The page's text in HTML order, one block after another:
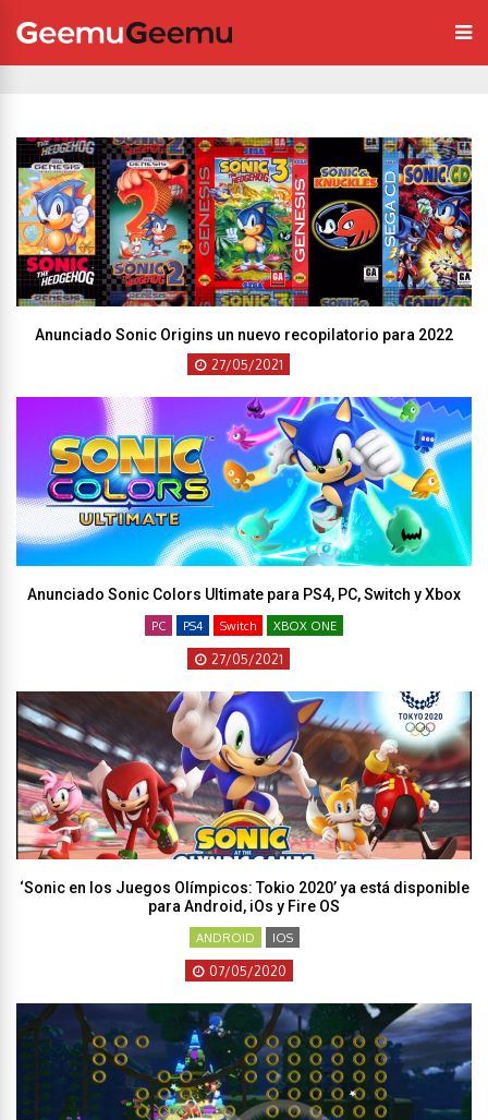
Anunciado Sonic Origins un nuevo recopilatorio para 2022
27/05/2021
Anunciado Sonic Colors Ultimate para PS4, PC, Switch y Xbox
PC PS4 Switch XBOX ONE
27/05/2021
‘Sonic en los Juegos Olímpicos: Tokio 2020’ ya está disponible
para Android, iOs y Fire OS
ANDROID IOS
07/05/2020